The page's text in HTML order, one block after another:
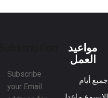
مواعيد
العمل
جميع أيام
Subscribe
your Email